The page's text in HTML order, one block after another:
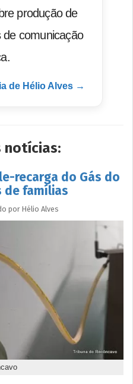
produção de
de comunicação
de Hélio Alves →
notícias:
recarga do Gás do
de famílias
por Hélio Alves